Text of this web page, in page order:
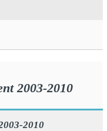
2003-2010
2010